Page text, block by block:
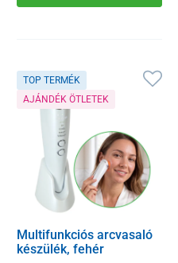
TOP TERMÉK
AJÁNDÉK ÖTLETEK
Multifunkciós arcvasaló
készülék, fehér